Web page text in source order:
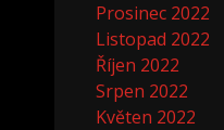
Prosinec 2022
Listopad 2022
Říjen 2022
Srpen 2022
Květen 2022